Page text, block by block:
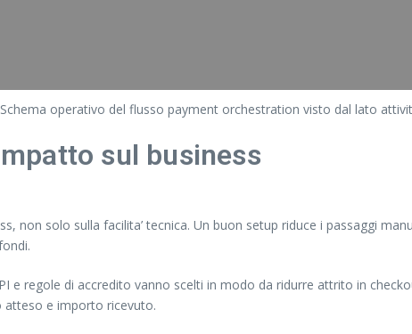
Schema operativo del flusso payment orchestration visto dal lato
sul business
non solo sulla facilita’ tecnica. Un buon setup riduce i passaggi
e regole di accredito vanno scelti in modo da ridurre attrito in
atteso e importo ricevuto.